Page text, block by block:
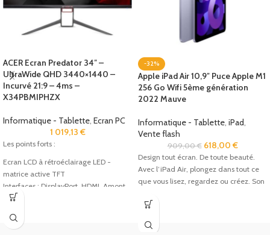
ACER Ecran Predator 34″ –
UltraWide QHD 3440×1440 –
Incurvé 21:9 – 4ms –
X34PBMIPHZX
Informatique - Tablette, Ecran PC
1 019,13 €
Les points forts :
Ecran LCD à rétroéclairage LED -
matrice active TFT
Interfaces : DisplayPort, HDMI, Amont
USB 3.0, 4 x aval USB 3.0
1440 à 120 Hz
-32%
Apple iPad Air 10,9″ Puce Apple M1
256 Go Wifi 5ème génération
2022 Mauve
Informatique - Tablette, iPad,
Vente flash
909,00€ 618,00 €
Design tout écran. De toute beauté.
Avec l’iPad Air, plongez dans tout ce
que vous lisez, regardez ou créez. Son